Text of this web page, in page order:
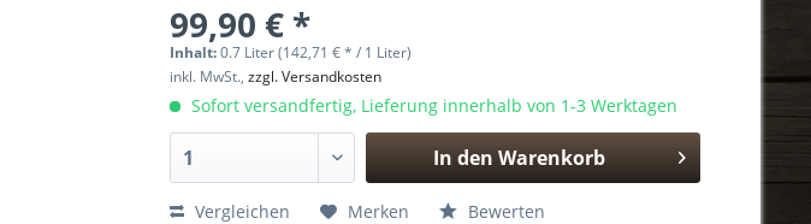
99,90 € *
Inhalt:0.7 Liter (142,71 € * / 1 Liter)
inkl. MwSt.,zzgl. Versandkosten
Sofort versandfertig, Lieferung innerhalb von 1-3 Werktagen
In den Warenkorb
Hinzugefügt
Vergleichen Merken Bewerten